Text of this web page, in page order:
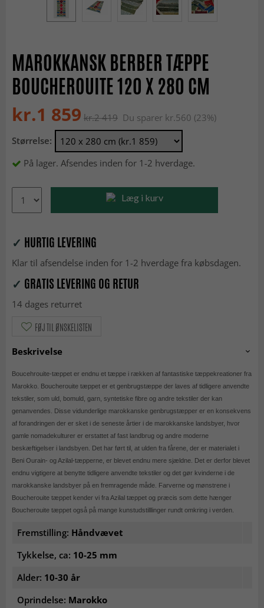
MAROKKANSK BERBER TÆPPE
BOUCHEROUITE 120 X 280 CM
kr.1 859 kr.2 419 Du sparer kr.560 (23%)
Størrelse:
På lager. Afsendes inden for 1-2 hverdage.
Læg i kurv
✓ HURTIG LEVERING
Klar til afsendelse inden for 1-2 hverdage fra købsdagen.
✓ GRATIS LEVERING OG RETUR
14 dages returret
FØJ TIL ØNSKELISTEN
Beskrivelse
Boucehrouite-tæppet er endnu et tæppe i rækken af fantastiske tæppekreationer fra
Marokko. Boucherouite tæppet er et genbrugstæppe der laves af tidligere anvendte
tekstiler, som uld, bomuld, garn, syntetiske fibre og andre tekstiler der kan
genanvendes. Disse vidunderlige marokkanske genbrugstæpper er en konsekvens
af forandringen der er sket i de seneste årtier i de marokkanske landsbyer, hvor
gamle nomadekulturer er erstattet af fast landbrug og andre moderne
beskæftigelser i landsbyen. Det har ført til, at ulden fra fårene, der er materialet i
Beni Ourain- og Azilal-tæpperne, er blevet endnu mere sjældne. Det er derfor blevet
endnu vigtigere at benytte tidligere anvendte tekstiler og det gør kvinderne i de
marokkanske landsbyer på en fremragende måde. Farverne og mønstrene i
Boucherouite tæppet kender vi fra Azilal tæppet og præcis som dette hænger
Boucherouite tæppet også på mange kunstudstilllinger rundt omkring i verden.
Fremstilling: Håndvævet
Tykkelse, ca: 10-25 mm
Alder: 10-30 år
Oprindelse: Marokko